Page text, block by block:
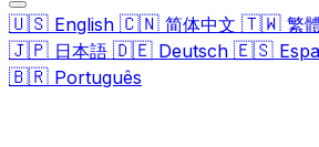
🇺🇸 English 🇨🇳 简体中文 🇹🇼 繁
🇯🇵 日本語 🇩🇪 Deutsch 🇪🇸
🇧🇷 Português